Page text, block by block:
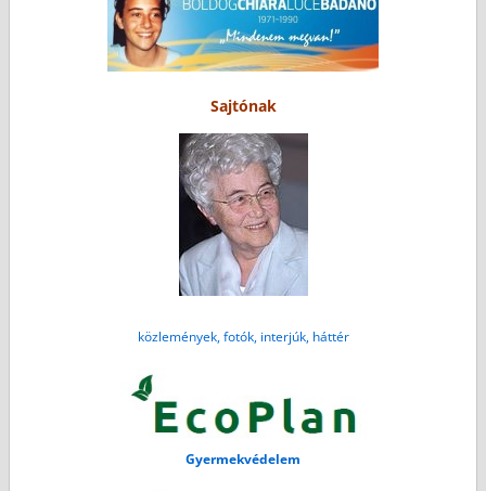
Sajtónak
közlemények, fotók, interjúk, háttér
Gyermekvédelem